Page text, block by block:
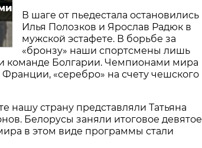
В шаге от пьедестала остановились
Илья Полозков и Ярослав Радюк в
мужской эстафете. В борьбе за
«бронзу» наши спортсмены лишь
команде Болгарии. Чемпионами мира
Франции, «серебро» на счету чешского
нашу страну представляли Татьяна
Белорусы заняли итоговое девятое
в этом виде программы стали